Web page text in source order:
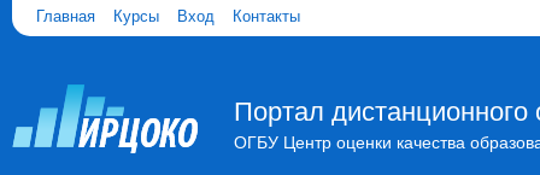
Главная Курсы Вход Контакты
Портал
ОГБУ Центр оценки качества